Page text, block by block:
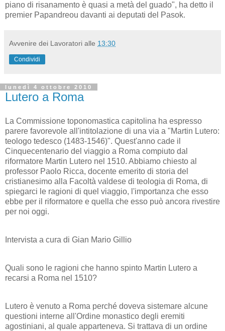
piano di risanamento è quasi a metà del guado", ha detto il
premier Papandreou davanti ai deputati del Pasok.
Avvenire dei Lavoratori alle 13:30
Condividi
lunedì 4 ottobre 2010
Lutero a Roma
La Commissione toponomastica capitolina ha espresso
parere favorevole all'intitolazione di una via a "Martin Lutero:
teologo tedesco (1483-1546)". Quest'anno cade il
Cinquecentenario del viaggio a Roma compiuto dal
riformatore Martin Lutero nel 1510. Abbiamo chiesto al
professor Paolo Ricca, docente emerito di storia del
cristianesimo alla Facoltà valdese di teologia di Roma, di
spiegarci le ragioni di quel viaggio, l'importanza che esso
ebbe per il riformatore e quella che esso può ancora rivestire
per noi oggi.
Intervista a cura di Gian Mario Gillio
Quali sono le ragioni che hanno spinto Martin Lutero a
recarsi a Roma nel 1510?
Lutero è venuto a Roma perché doveva sistemare alcune
questioni interne all'Ordine monastico degli eremiti
agostiniani, al quale apparteneva. Si trattava di un ordine